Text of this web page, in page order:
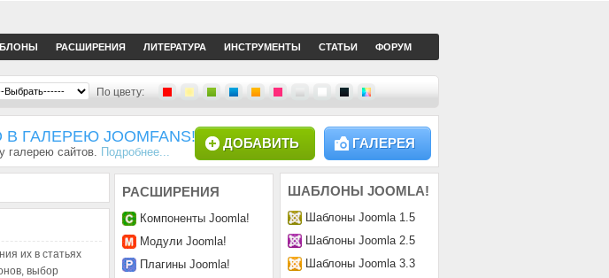
РАСШИРЕНИЯ ЛИТЕРАТУРА ИНСТРУМЕНТЫ СТАТЬИ ФОРУМ
По цвету:
ГАЛЕРЕЮ JOOMFANS!
галерею сайтов. Подробнее...
ГАЛЕРЕЯ
ДОБАВИТЬ
их в статьях
выбор
ШАБЛОНЫ JOOMLA!
Шаблоны Joomla 1.5
Шаблоны Joomla 2.5
Шаблоны Joomla 3.3
РАСШИРЕНИЯ
Компоненты Joomla!
Модули Joomla!
Плагины Joomla!